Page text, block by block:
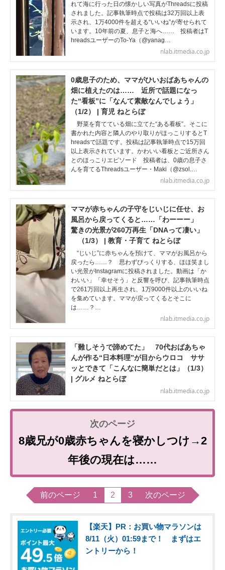
れて海に行った日の懐かしい写真がThreadsに投稿
されました。記事執筆時点で投稿は32万回以上表
示され、1万4000件を超える“いいね”が寄せられて
います。10年前の夏、息子と海へ…… 投稿者はT
hreadsユーザーのTo-Ya（@yanag…
nlab.itmedia.co.jp
0歳息子のため、ママがひいおばあちゃんの
畑に植えたのは…… 近所で話題になっ
た“看板”に「なんて素敵なんでしょう」
（1/2） | 育児 ねとらぼ
野菜を育てている畑に立てた“ある看板”。そこに
書かれた内容と隣人のやり取りがほっこりするとT
hreadsで話題です。投稿は記事執筆時点で15万回
以上表示されています。かわいい看板とご近所さん
とのほっこりエピソード 投稿者は、0歳の息子さ
んを育てるThreadsユーザー・Maki（@zsol.…
nlab.itmedia.co.jp
ママが赤ちゃんの子守をじいじに任せ、お
風呂から戻ってくると……「わーーー」
驚きの光景が260万再生「DNAって凄い」
（1/3） | 教育・子育て ねとらぼ
“じいじ”に赤ちゃんを預けて、ママがお風呂から
戻ったら……？ 思わずびっくりする、ほほ笑まし
い光景がInstagramに投稿されました。動画は「か
わいい」「幸せそう」と反響を呼び、記事執筆時点
で261万回以上再生され、1万9000件以上のいいね
を集めています。ママが戻ってくるとそこに
は……？…
nlab.itmedia.co.jp
「難しそうで諦めてた」 70代おばあちゃ
んが作る“日本料理”が目からウロコ ササ
ッとできて「こんなに簡単だとは」（1/3）
| グルメ ねとらぼ
nlab.itmedia.co.jp
8歳兄が0歳赤ちゃんを寝かしつけ→2
年後の現在は……
前のページ 1 2 3 次のページ
【楽天】PR：お買い物マラソンは
8/11（火）01:59まで！ まずはエ
ントリーから！